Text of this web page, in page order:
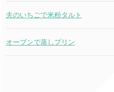
夫のいちごで米粉タルト
オーブンで蒸しプリン